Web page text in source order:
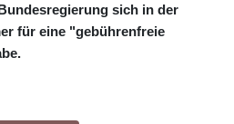
sich in der
für eine "gebührenfreie